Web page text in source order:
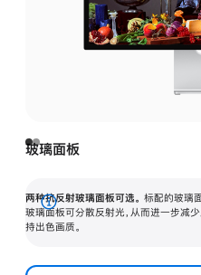
玻璃面板
两种抗反射玻璃面板可选。 标配的玻璃
玻璃面板可分散反射光，从而进一步减
持出色画质。
展
开